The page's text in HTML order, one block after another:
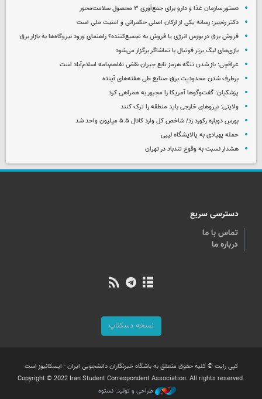
دستور سازمان غذا و دارو برای جمع‌آوری ۳ محصول سلامت‌محور
دکتر رنجبر: رسانه یکی از ارکان اصلی حکمرانی و امنیت ملی است
فروش برق در بورس انرژی یا فروش به تجمیع‌کننده؟ راهنمای ورود نیروگاه‌ها به بازار برق
بازی‌های لیگ برتر فوتبال با تماشاگر برگزار می‌شود
عراقچی: باز شدن تنگه هرمز تابع جبران نقض تفاهم‌نامه اسلام‌آباد است
برطرف شدن محدودیت‌ برق صنایع طی هفته‌های آینده
پزشکیان: گفت‌وگوها آمریکا را مجبور به همراهی کرد
ولایتی: نیروهای خارجی باید منطقه را ترک کنند
بورس دوباره رکورد زد/ شاخص کل وارد کانال ۵.۵ میلیون واحد شد
حمله پهپادی به پالایشگاه لیبی
هشدار نسبت به وقوع تندباد در تهران
دسترسی سریع
تماس با ما
درباره ما
نسخه دسکتاپ
کپی رایت © کلیه حقوق متعلق به باشگاه خبرنگاران دانشجویی ایران - ایسکانیوز است
Copyright © 2022 Iran Student Correspondent Association. All rights reserved.
طراحی و تولید: نستوه